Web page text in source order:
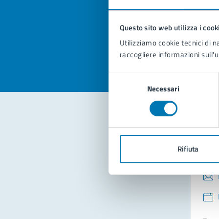
Questo sito web utilizza i
Utilizziamo cookie tecnici di
raccogliere informazioni
del
Necessari
Rifiuta
Valuta la